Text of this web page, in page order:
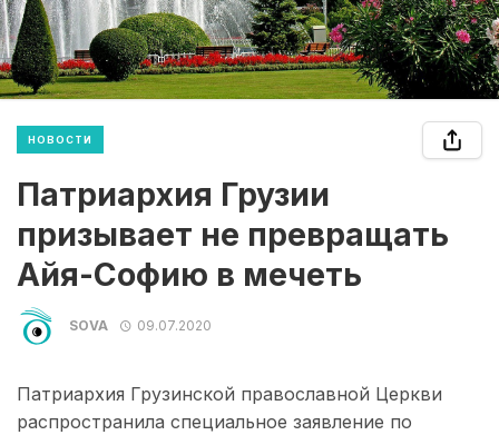
НОВОСТИ
Патриархия Грузии
призывает не превращать
Айя-Софию в мечеть
SOVA 09.07.2020
Патриархия Грузинской православной Церкви
распространила специальное заявление по